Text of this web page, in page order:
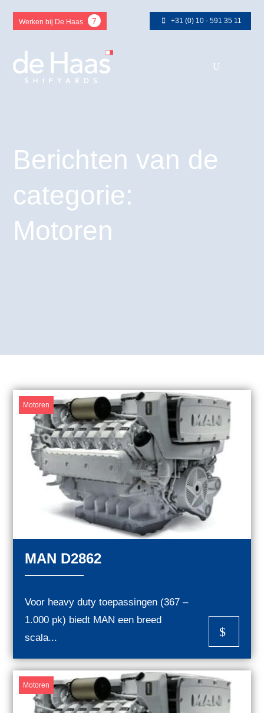
Werken bij De Haas 7 +31 (0) 10 - 591 35 11
Berichten van de
categorie:
Motoren
Motoren
MAN D2862
Voor heavy duty toepassingen (367 –
1.000 pk) biedt MAN een breed
scala...
$
Motoren